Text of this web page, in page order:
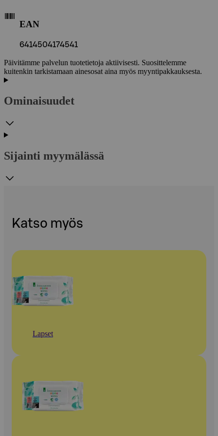
EAN
6414504174541
Päivitämme palvelun tuotetietoja aktiivisesti. Suosittelemme
kuitenkin tarkistamaan ainesosat aina myös myyntipakkauksesta.
Ominaisuudet
Sijainti myymälässä
Katso myös
Lapset